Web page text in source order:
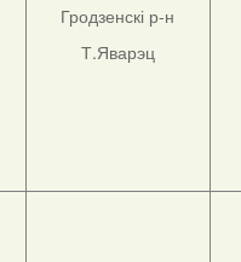
Гродзенскі р-н
Т.Яварэц